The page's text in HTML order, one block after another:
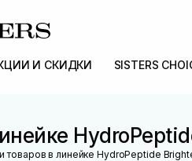
И СКИДКИ SISTERS
товаров в линейке HydroPeptide